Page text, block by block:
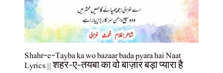
Shahr-e-Tayba ka wo bazaar bada pyara hai Naat
Lyrics || शहर-ए-तयबा का वो बाज़ार बड़ा प्यारा है